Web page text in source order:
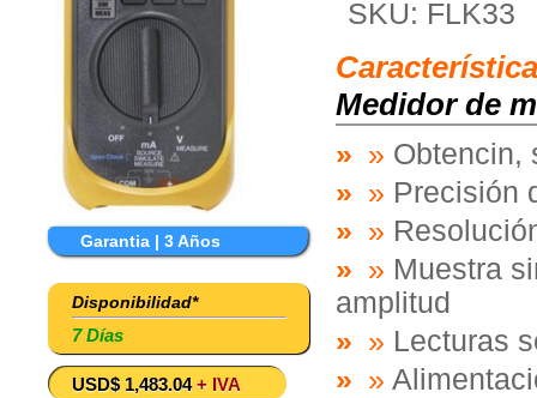
Garantia | 3 Años
Disponibilidad*
7 Días
USD$ 1,483.04+ IVA
SKU: FLK33
Medidor de
» Obtencin,
» Precisión
»
» Muestra
amplitud
» Lecturas
»